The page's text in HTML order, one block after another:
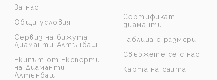
За нас
Общи условия
Сервиз на бижута
Диаманти Алтънбаш
Екипът от Експерти
на Диаманти
Алтънбаш
Сертификат
диаманти
Таблица с размери
Свържете се с нас
Карта на сайта